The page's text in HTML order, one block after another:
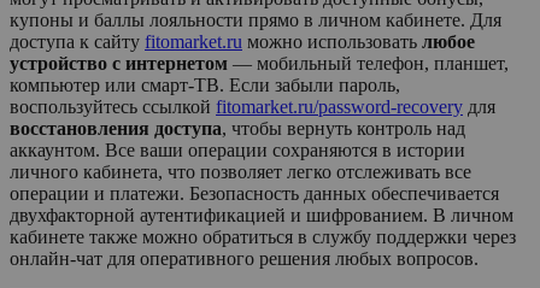
купоны и баллы лояльности прямо в личном кабинете. Для
доступа к сайту fitomarket.ru можно использовать любое
устройство с интернетом — мобильный телефон, планшет,
компьютер или смарт-ТВ. Если забыли пароль,
воспользуйтесь ссылкой fitomarket.ru/password-recovery для
восстановления доступа, чтобы вернуть контроль над
аккаунтом. Все ваши операции сохраняются в истории
личного кабинета, что позволяет легко отслеживать все
операции и платежи. Безопасность данных обеспечивается
двухфакторной аутентификацией и шифрованием. В личном
кабинете также можно обратиться в службу поддержки через
онлайн-чат для оперативного решения любых вопросов.